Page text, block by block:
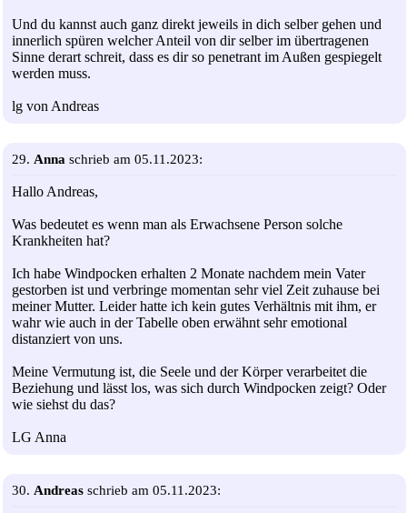
Und du kannst auch ganz direkt jeweils in dich selber gehen und
innerlich spüren welcher Anteil von dir selber im übertragenen
Sinne derart schreit, dass es dir so penetrant im Außen gespiegelt
werden muss.
lg von Andreas
29. Anna schrieb am 05.11.2023:
Hallo Andreas,
Was bedeutet es wenn man als Erwachsene Person solche
Krankheiten hat?
Ich habe Windpocken erhalten 2 Monate nachdem mein Vater
gestorben ist und verbringe momentan sehr viel Zeit zuhause bei
meiner Mutter. Leider hatte ich kein gutes Verhältnis mit ihm, er
wahr wie auch in der Tabelle oben erwähnt sehr emotional
distanziert von uns.
Meine Vermutung ist, die Seele und der Körper verarbeitet die
Beziehung und lässt los, was sich durch Windpocken zeigt? Oder
wie siehst du das?
LG Anna
30. Andreas schrieb am 05.11.2023: